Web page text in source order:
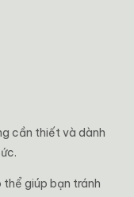
cần thiết và dành
giúp bạn tránh